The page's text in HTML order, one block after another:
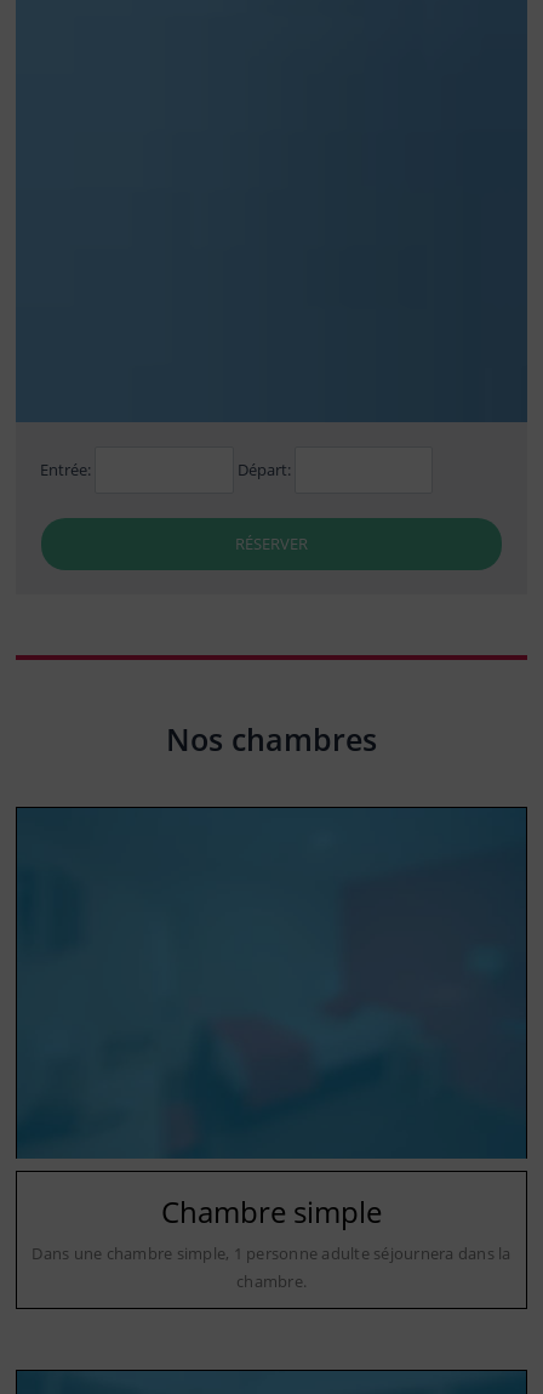
Entrée: Départ:
RÉSERVER
Nos chambres
Chambre simple
Dans une chambre simple, 1 personne adulte séjournera dans la
chambre.